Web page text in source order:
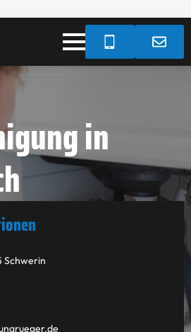
in
Schwerin